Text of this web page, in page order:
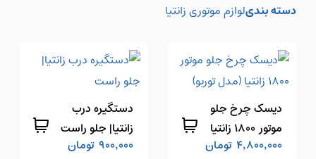
دسته بندیلوازم موتوری زانتیا
دیسک چرخ جلو
موتور 1800 زانتیا
(مدل توربو)
4,800,000 تومان
دستگیره درب
زانتیا| جلو راست
900,000 تومان